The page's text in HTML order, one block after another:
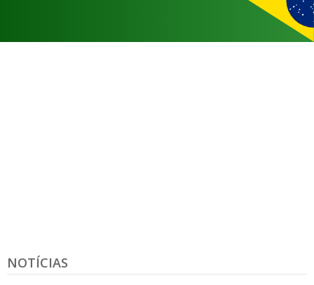
NOTÍCIAS